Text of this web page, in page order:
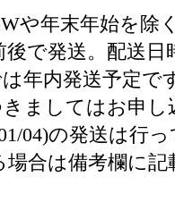
や年末年始を除く
で発送。配送日
年内発送予定で
ましてはお申
04)の発送は行っ
合は備考欄に